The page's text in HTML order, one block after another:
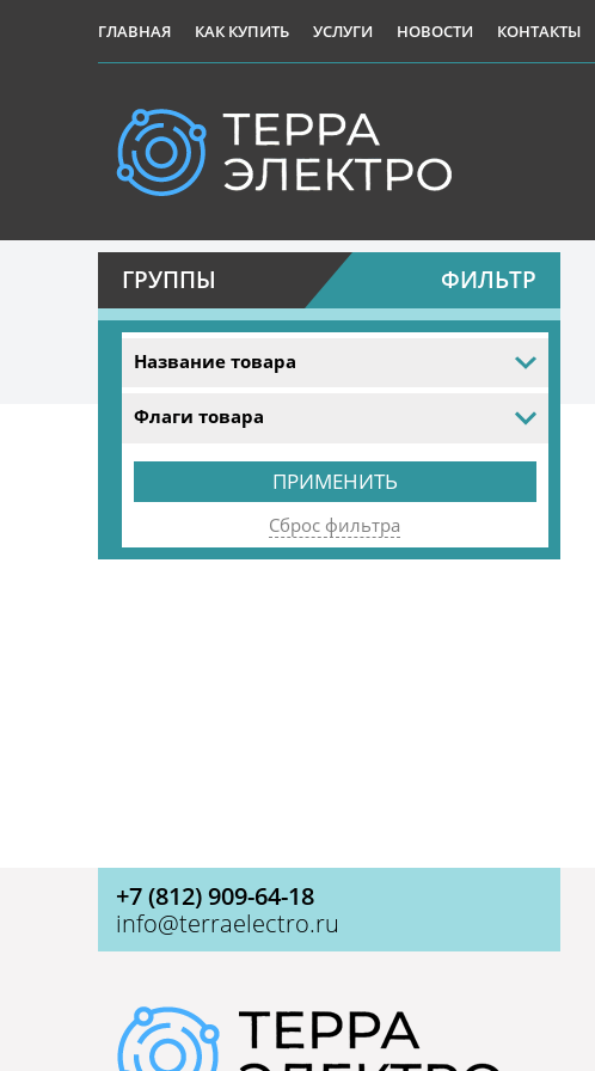
ГЛАВНАЯ КАК КУПИТЬ УСЛУГИ НОВОСТИ КОНТАКТЫ
ГРУППЫ ФИЛЬТР
Название товара
Флаги товара
Сброс фильтра
+7 (812) 909-64-18
info@terraelectro.ru